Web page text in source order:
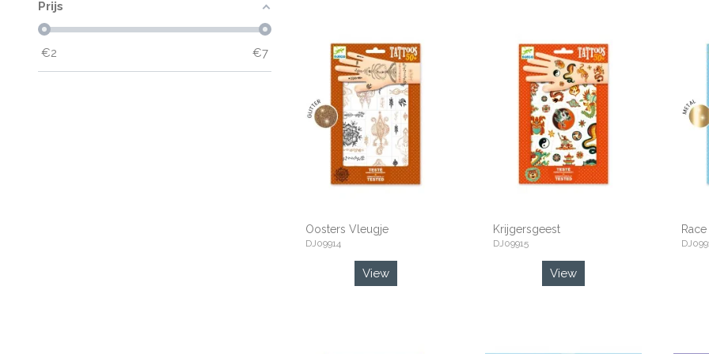
Oosters Vleugje
DJ09914
View
Krijgersgeest
DJ09915
View
Prijs
€2 €7